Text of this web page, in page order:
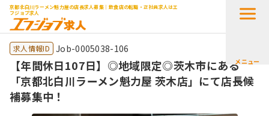
京都北白川ラーメン魁力屋の店長求人募集｜飲食店の転職・正社員求人はエ
フジョブ求人
メニュー
【年間休日107日】◎地域限定◎茨木市にある
「京都北白川ラーメン魁力屋 茨木店」にて店長候
補募集中！
求人情報ID Job-0005038-106